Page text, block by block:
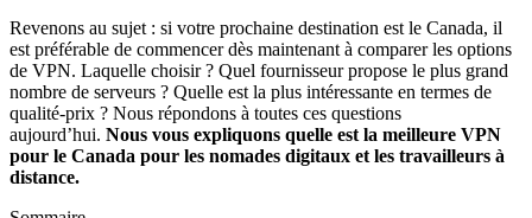
Revenons au sujet : si votre prochaine destination est le Canada, il
est préférable de commencer dès maintenant à comparer les options
de VPN. Laquelle choisir ? Quel fournisseur propose le plus grand
nombre de serveurs ? Quelle est la plus intéressante en termes de
qualité-prix ? Nous répondons à toutes ces questions
aujourd’hui. Nous vous expliquons quelle est la meilleure VPN
pour le Canada pour les nomades digitaux et les travailleurs à
distance.